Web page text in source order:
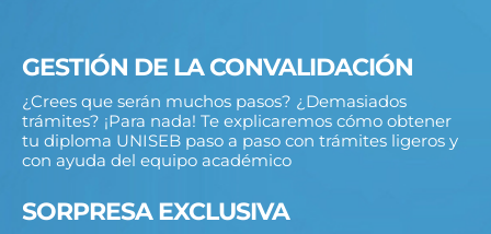
GESTIÓN DE LA CONVALIDACIÓN
¿Crees que serán muchos pasos? ¿Demasiados
trámites? ¡Para nada! Te explicaremos cómo obtener
tu diploma UNISEB paso a paso con trámites ligeros y
con ayuda del equipo académico
SORPRESA EXCLUSIVA